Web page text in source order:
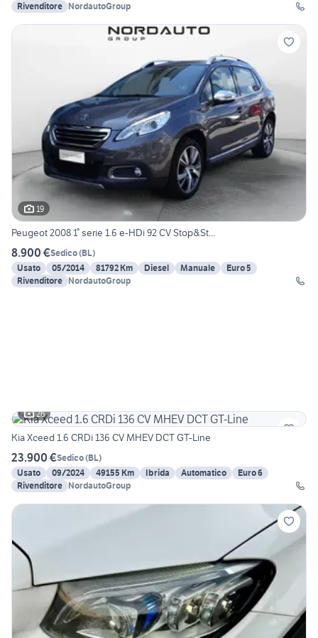
Rivenditore NordautoGroup
19
Peugeot 2008 1° serie 1.6 e-HDi 92 CV Stop&St...
8.900 €Sedico(BL)
Usato
05/2014 81792 Km Diesel Manuale
Euro 5
Rivenditore NordautoGroup
26
Kia Xceed 1.6 CRDi 136 CV MHEV DCT GT-Line
23.900 €Sedico(BL)
Usato
09/2024 49155 Km Ibrida Automatico
Euro 6
Rivenditore NordautoGroup